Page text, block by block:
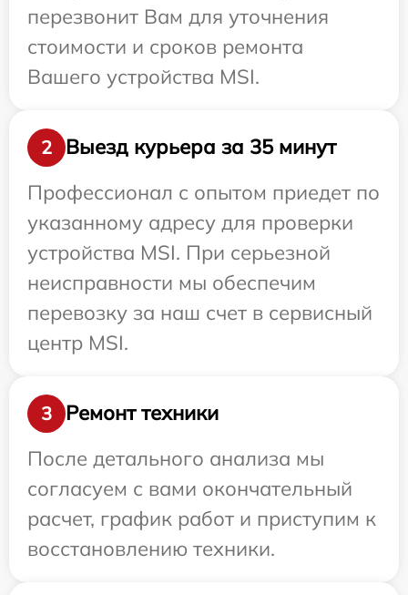
перезвонит Вам для уточнения
стоимости и сроков ремонта
Вашего устройства MSI.
2
Выезд курьера за 35 минут
Профессионал с опытом приедет по
указанному адресу для проверки
устройства MSI. При серьезной
неисправности мы обеспечим
перевозку за наш счет в сервисный
центр MSI.
3
Ремонт техники
После детального анализа мы
согласуем с вами окончательный
расчет, график работ и приступим к
восстановлению техники.